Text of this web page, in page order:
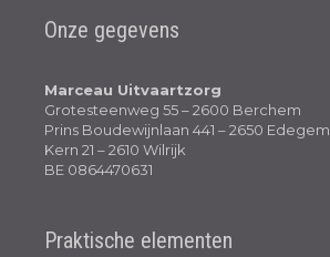
Onze gegevens
Marceau Uitvaartzorg
Grotesteenweg 55 – 2600 Berchem
Prins Boudewijnlaan 441 – 2650 Edegem
Kern 21 – 2610 Wilrijk
BE 0864470631
Praktische elementen